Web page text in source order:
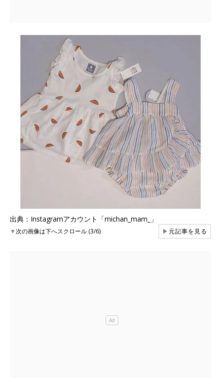
出典：Instagramアカウント「michan_mam_」
▼次の画像は下へスクロール (3/6) ▶元記事を見る